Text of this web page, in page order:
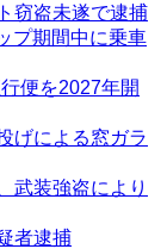
窃盗未遂で逮捕
プ期間中に乗車
便を2027年開
げによる窓ガラ
武装強盗により
者逮捕